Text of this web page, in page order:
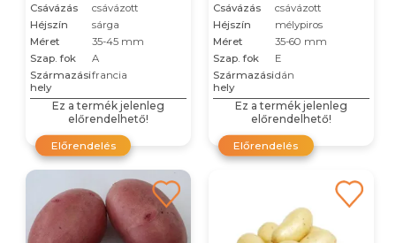
Csávázás
csávázott
Héjszín
sárga
Méret
35-45 mm
Szap. fok
A
Származási
hely
francia
Ez a termék jelenleg
előrendelhető!
Előrendelés
Csávázás
csávázott
Héjszín
mélypiros
Méret
35-60 mm
Szap. fok
E
Származási
hely
dán
Ez a termék jelenleg
előrendelhető!
Előrendelés